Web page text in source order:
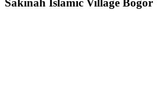
Sakinah Islamic Village Bogor